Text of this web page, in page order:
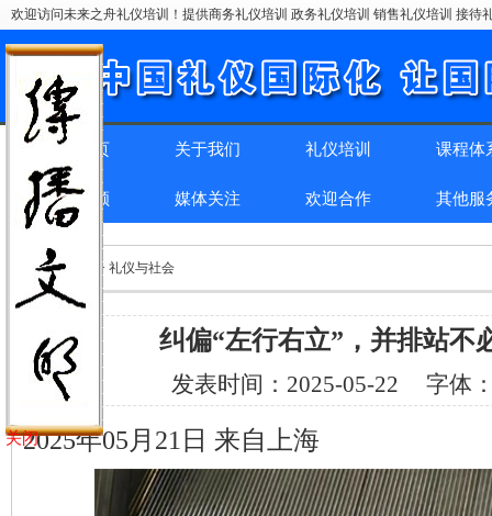
欢迎访问未来之舟礼仪培训！提供商务礼仪培训 政务礼仪培训 销售礼仪培训 接
网站首页 关于我们 礼仪培训 课程体
精彩回顾 媒体关注 欢迎合作 其他服
位置：首页 > > 礼仪与社会
纠偏“左行右立”，并排站不
发表时间： 2025-05-22 字体
2025年05月21日 来自上海
关闭